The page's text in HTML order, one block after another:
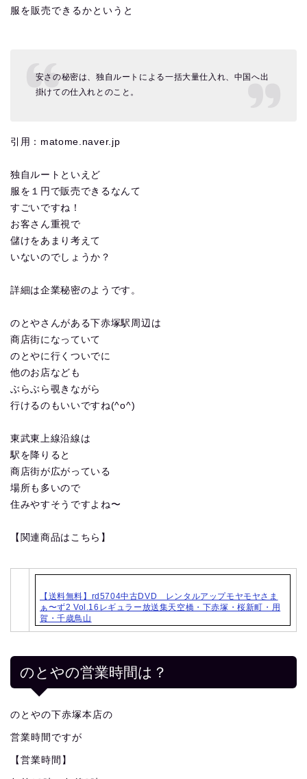
服を販売できるかというと
安さの秘密は、独自ルートによる一括大量仕入れ、中国へ出
掛けての仕入れとのこと。
引用：matome.naver.jp
独自ルートといえど
服を１円で販売できるなんて
すごいですね！
お客さん重視で
儲けをあまり考えて
いないのでしょうか？
詳細は企業秘密のようです。
のとやさんがある下赤塚駅周辺は
商店街になっていて
のとやに行くついでに
他のお店なども
ぶらぶら覗きながら
行けるのもいいですね(^o^)
東武東上線沿線は
駅を降りると
商店街が広がっている
場所も多いので
住みやすそうですよね〜
【関連商品はこちら】
【送料無料】rd5704中古DVD レンタルアップモヤモヤさま
ぁ〜ず2 Vol.16レギュラー放送集天空橋・下赤塚・桜新町・用
賀・千歳鳥山
のとやの営業時間は？
のとやの下赤塚本店の
営業時間ですが
【営業時間】